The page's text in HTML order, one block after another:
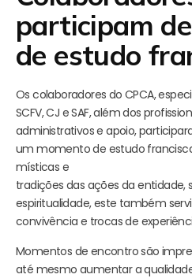
participam
de estudo
Os colaboradores do CPCA,
SCFV, CJ e SAF, além dos
administrativos e apoio,
um momento de estudo
místicas e
tradições das ações da
espiritualidade, este também
convivência e trocas de
Momentos de encontro são
até mesmo aumentar a